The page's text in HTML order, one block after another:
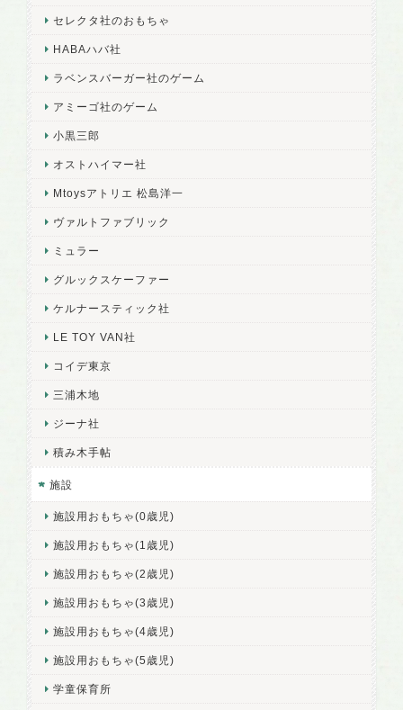
セレクタ社のおもちゃ
HABAハバ社
ラベンスバーガー社のゲーム
アミーゴ社のゲーム
小黒三郎
オストハイマー社
Mtoysアトリエ 松島洋一
ヴァルトファブリック
ミュラー
グルックスケーファー
ケルナースティック社
LE TOY VAN社
コイデ東京
三浦木地
ジーナ社
積み木手帖
施設
施設用おもちゃ(0歳児)
施設用おもちゃ(1歳児)
施設用おもちゃ(2歳児)
施設用おもちゃ(3歳児)
施設用おもちゃ(4歳児)
施設用おもちゃ(5歳児)
学童保育所